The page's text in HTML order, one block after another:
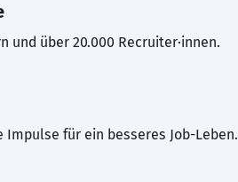
und über 20.000 Recruiter·innen.
für ein besseres Job-Leben.